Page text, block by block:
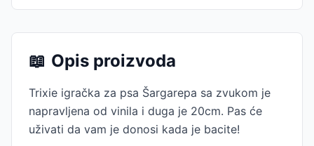
📖 Opis proizvoda
Trixie igračka za psa Šargarepa sa zvukom je
napravljena od vinila i duga je 20cm. Pas će
uživati da vam je donosi kada je bacite!